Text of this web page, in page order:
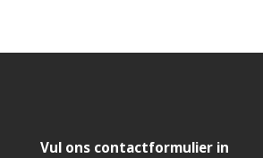
Vul ons contactformulier in